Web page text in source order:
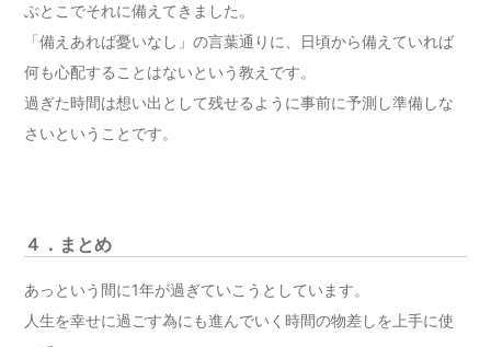
ぶとこでそれに備えてきました。
「備えあれば憂いなし」の言葉通りに、日頃から備えていれば
何も心配することはないという教えです。
過ぎた時間は想い出として残せるように事前に予測し準備しな
さいということです。
４．まとめ
あっという間に1年が過ぎていこうとしています。
人生を幸せに過ごす為にも進んでいく時間の物差しを上手に使